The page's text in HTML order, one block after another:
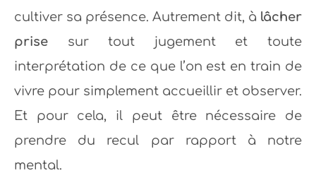
cultiver sa présence. Autrement dit, à lâcher
prise sur tout jugement et toute
interprétation de ce que l’on est en train de
vivre pour simplement accueillir et observer.
Et pour cela, il peut être nécessaire de
prendre du recul par rapport à notre
mental.